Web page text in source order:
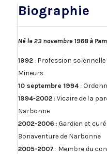
Biographie
Né le 23 novembre 1968 à
1992 : Profession solennelle
Mineurs
10 septembre 1994 :
1994-2002 : Vicaire de la
Narbonne
2002-2006 : Gardien et
Bonaventure de Narbonne
2005-2007 : Membre du